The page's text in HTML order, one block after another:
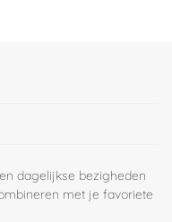
dagelijkse bezigheden
met je favoriete